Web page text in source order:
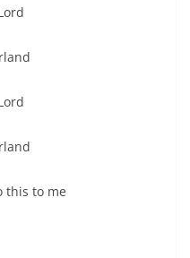
this to me